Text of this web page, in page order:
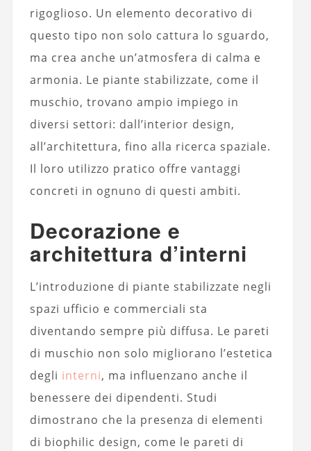
rigoglioso. Un elemento decorativo di
questo tipo non solo cattura lo sguardo,
ma crea anche un’atmosfera di calma e
armonia. Le piante stabilizzate, come il
muschio, trovano ampio impiego in
diversi settori: dall’interior design,
all’architettura, fino alla ricerca spaziale.
Il loro utilizzo pratico offre vantaggi
concreti in ognuno di questi ambiti.
Decorazione e
architettura d’interni
L’introduzione di piante stabilizzate negli
spazi ufficio e commerciali sta
diventando sempre più diffusa. Le pareti
di muschio non solo migliorano l’estetica
degli interni, ma influenzano anche il
benessere dei dipendenti. Studi
dimostrano che la presenza di elementi
di biophilic design, come le pareti di